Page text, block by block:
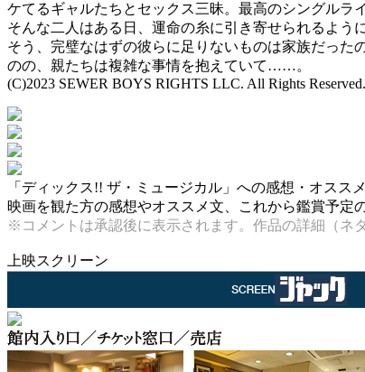
ケてるギャルたちとセックス三昧。最高のシングルラ
そんな二人はある日、運命の糸に引き寄せられるよう
そう、完璧なはずの彼らに足りないものは家族だった
のの、親たちは複雑な事情を抱えていて……。
(C)2023 SEWER BOYS RIGHTS LLC. All Rights Reserved.
「ディックス!! ザ・ミュージカル」への感想・オスス
映画を観た方の感想やオススメ文、これから鑑賞予定
※コメントは承認後に表示されます。作品の詳細（ネ
上映スクリーン